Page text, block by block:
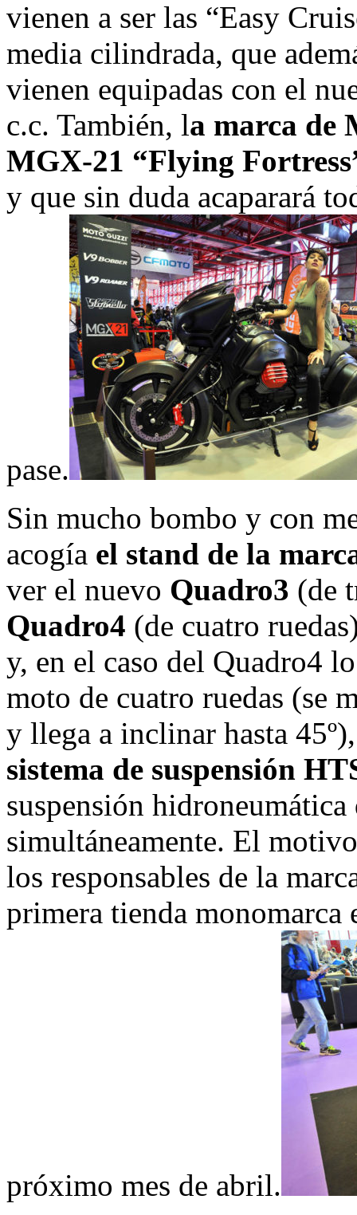
vienen a ser las “Easy
media cilindrada, que
vienen equipadas con el
c.c. También, la marca de
MGX-21 “Flying
y que sin duda acaparará
pase.
Sin mucho bombo y con
acogía el stand de la
ver el nuevo Quadro3 (de
Quadro4 (de cuatro
y, en el caso del Quadro4
moto de cuatro ruedas (se
y llega a inclinar hasta
sistema de suspensión
suspensión
simultáneamente. El
los responsables de la
primera tienda monomarca
próximo mes de abril.